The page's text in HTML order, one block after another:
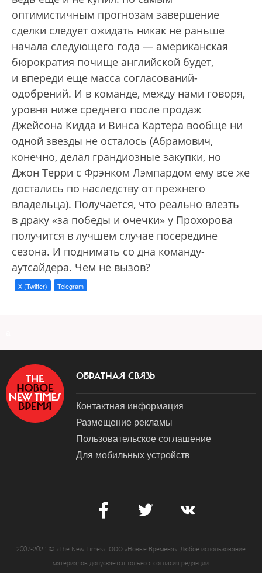
оптимистичным прогнозам завершение
сделки следует ожидать никак не раньше
начала следующего года — американская
бюрократия почище английской будет,
и впереди еще масса согласований-
одобрений. И в команде, между нами говоря,
уровня ниже среднего после продаж
Джейсона Кидда и Винса Картера вообще ни
одной звезды не осталось (Абрамович,
конечно, делал грандиозные закупки, но
Джон Терри с Фрэнком Лэмпардом ему все же
достались по наследству от прежнего
владельца). Получается, что реально влезть
в драку «за победы и очечки» у Прохорова
получится в лучшем случае посередине
сезона. И поднимать со дна команду-
аутсайдера. Чем не вызов?
X (Twitter) Telegram
ОБРАТНАЯ СВЯЗЬ
Контактная информация
Размещение рекламы
Пользовательское соглашение
Для мобильных устройств
2007-2024 © «The New Times». ООО «Новые Времена». Любое использование
материалов допускается только с согласия редакции.